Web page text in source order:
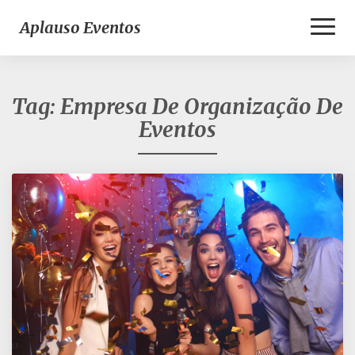
Aplauso Eventos
Tag: Empresa De Organização De
Eventos